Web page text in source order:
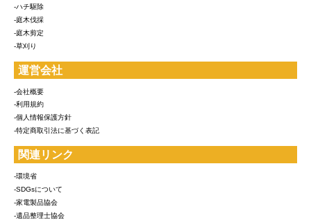
-ハチ駆除
-庭木伐採
-庭木剪定
-草刈り
運営会社
-会社概要
-利用規約
-個人情報保護方針
-特定商取引法に基づく表記
関連リンク
-環境省
-SDGsについて
-家電製品協会
-遺品整理士協会